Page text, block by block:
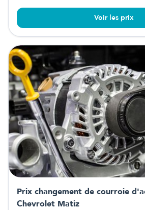
Voir les prix
Prix changement de courroie
Chevrolet Matiz